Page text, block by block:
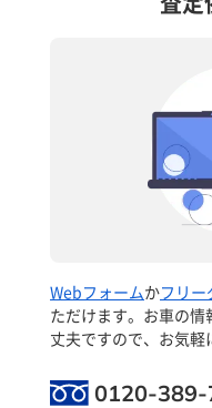
Webフォームかフリ
ただけます。お車の
丈夫ですので、お気軽
0120-389-